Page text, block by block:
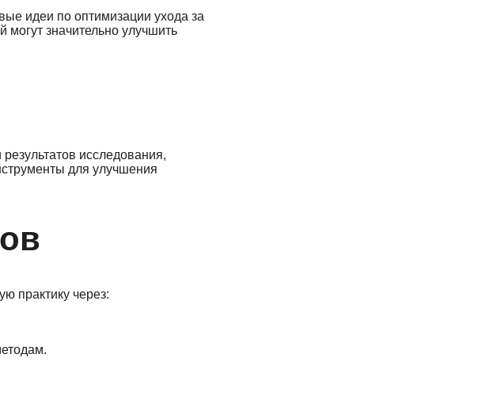
идеи по оптимизации ухода за
значительно улучшить
исследования,
для улучшения
практику через: